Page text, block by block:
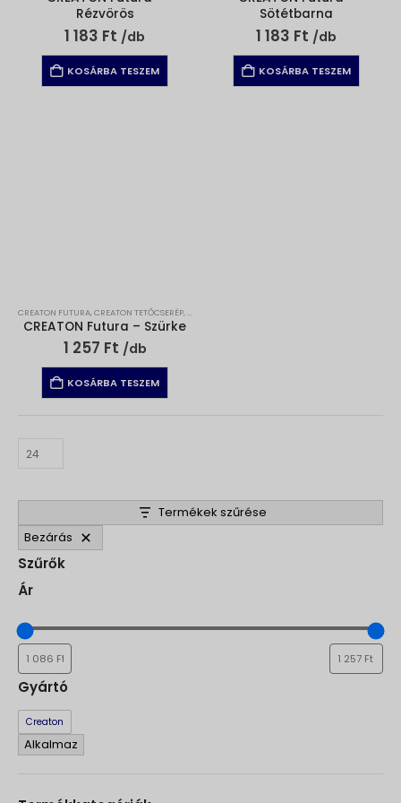
Rézvörös
1 183 Ft /db
KOSÁRBA TESZEM
Sötétbarna
1 183 Ft /db
KOSÁRBA TESZEM
CREATON FUTURA CREATON TETŐCSERÉP
CREATON Futura – Szürke
1 257 Ft /db
KOSÁRBA TESZEM
Termékek szűrése
Bezárás
Szűrők
Ár
Gyártó
Gyártó
Creaton
Alkalmaz